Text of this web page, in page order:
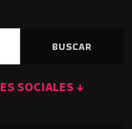
SOCIALES ↓